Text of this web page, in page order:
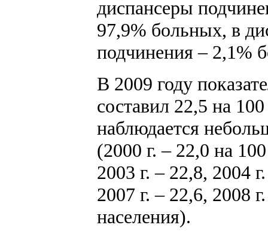
диспансеры
97,9% больных, в
подчинения – 2,1%
В 2009 году
составил 22,5 на
наблюдается
(2000 г. – 22,0 на
2003 г. – 22,8, 2004
2007 г. – 22,6, 2008
населения).